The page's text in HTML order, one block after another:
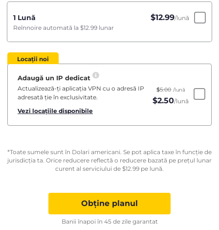
1 Lună $12.99/lună
Reînnoire automată la $12.99 lunar
Locații noi
Adaugă un IP dedicat
Actualizează-ți aplicația VPN cu o adresă IP
adresată ție în exclusivitate.
Vezi locațiile disponibile
$5.00 /lună
$2.50/lună
*Toate sumele sunt în Dolari americani. Se pot aplica taxe în funcție de
jurisdicția ta. Orice reducere reflectă o reducere bazată pe prețul lunar
curent al serviciului de $12.99 pe lună.
Obține planul
Banii înapoi în 45 de zile garantat